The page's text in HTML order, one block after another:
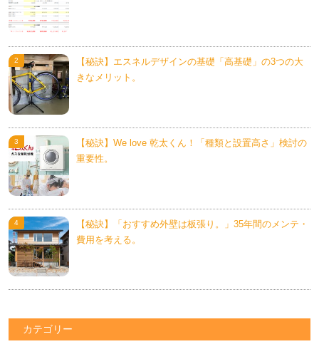
【秘訣】エスネルデザインの基礎「高基礎」の3つの大
きなメリット。
【秘訣】We love 乾太くん！「種類と設置高さ」検討の
重要性。
【秘訣】「おすすめ外壁は板張り。」35年間のメンテ・
費用を考える。
カテゴリー